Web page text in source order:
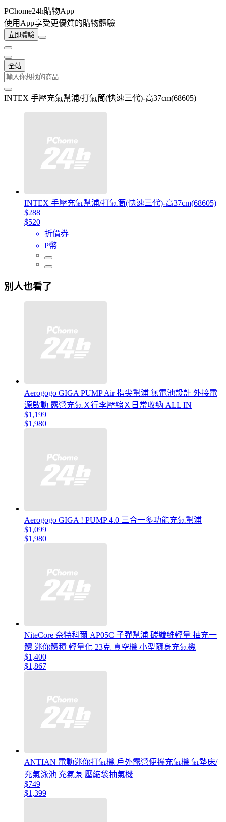
PChome24h購物App
使用App享受更優質的購物體驗
立即體驗
全站
INTEX 手壓充氣幫浦/打氣筒(快速三代)-高37cm(68605)
INTEX 手壓充氣幫浦/打氣筒(快速三代)-高37cm(68605)
$288
$520
折價券
P幣
別人也看了
Aerogogo GIGA PUMP Air 指尖幫浦 無電池設計 外接電
源啟動 露營充氣Ｘ行李壓縮Ｘ日常收納 ALL IN
$1,199
$1,980
Aerogogo GIGA ! PUMP 4.0 三合一多功能充氣幫浦
$1,099
$1,980
NiteCore 奈特科爾 AP05C 子彈幫浦 碳纖維輕量 抽充一
體 迷你體積 輕量化 23克 真空機 小型隨身充氣機
$1,400
$1,867
ANTIAN 電動迷你打氣機 戶外露營便攜充氣機 氣墊床/
充氣泳池 充氣泵 壓縮袋抽氣機
$749
$1,399